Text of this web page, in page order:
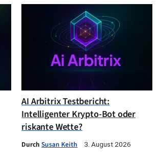
AI Arbitrix Testbericht:
Intelligenter Krypto-Bot oder
riskante Wette?
DurchSusan Keith 3. August 2026